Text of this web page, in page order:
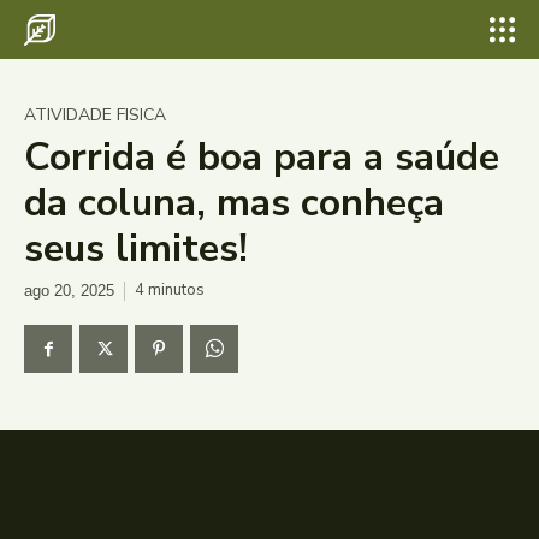
ATIVIDADE FISICA
Corrida é boa para a saúde
da coluna, mas conheça
seus limites!
ago 20, 2025 4minutos